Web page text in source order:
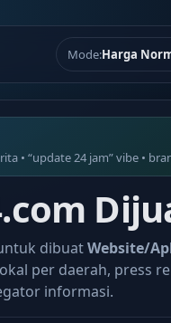
Mode:Harga
• “update 24 jam” vibe •
dibuatWebsite/
per daerah, press
informasi.